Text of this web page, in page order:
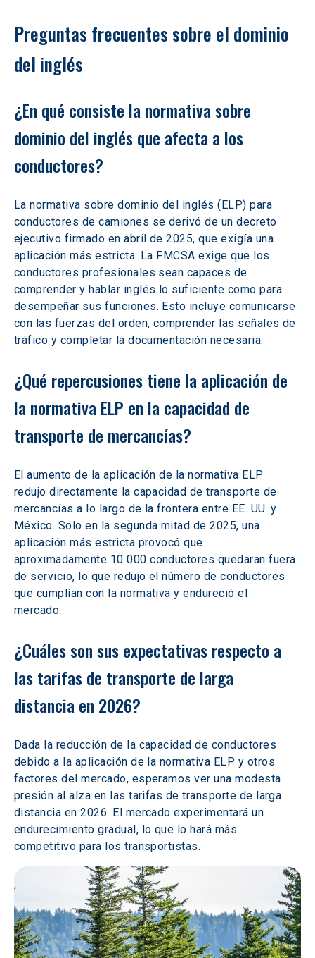
Preguntas frecuentes sobre el dominio
del inglés
¿En qué consiste la normativa sobre
dominio del inglés que afecta a los
conductores?
La normativa sobre dominio del inglés (ELP) para
conductores de camiones se derivó de un decreto
ejecutivo firmado en abril de 2025, que exigía una
aplicación más estricta. La FMCSA exige que los
conductores profesionales sean capaces de
comprender y hablar inglés lo suficiente como para
desempeñar sus funciones. Esto incluye comunicarse
con las fuerzas del orden, comprender las señales de
tráfico y completar la documentación necesaria.
¿Qué repercusiones tiene la aplicación de
la normativa ELP en la capacidad de
transporte de mercancías?
El aumento de la aplicación de la normativa ELP
redujo directamente la capacidad de transporte de
mercancías a lo largo de la frontera entre EE. UU. y
México. Solo en la segunda mitad de 2025, una
aplicación más estricta provocó que
aproximadamente 10 000 conductores quedaran fuera
de servicio, lo que redujo el número de conductores
que cumplían con la normativa y endureció el
mercado.
¿Cuáles son sus expectativas respecto a
las tarifas de transporte de larga
distancia en 2026?
Dada la reducción de la capacidad de conductores
debido a la aplicación de la normativa ELP y otros
factores del mercado, esperamos ver una modesta
presión al alza en las tarifas de transporte de larga
distancia en 2026. El mercado experimentará un
endurecimiento gradual, lo que lo hará más
competitivo para los transportistas.